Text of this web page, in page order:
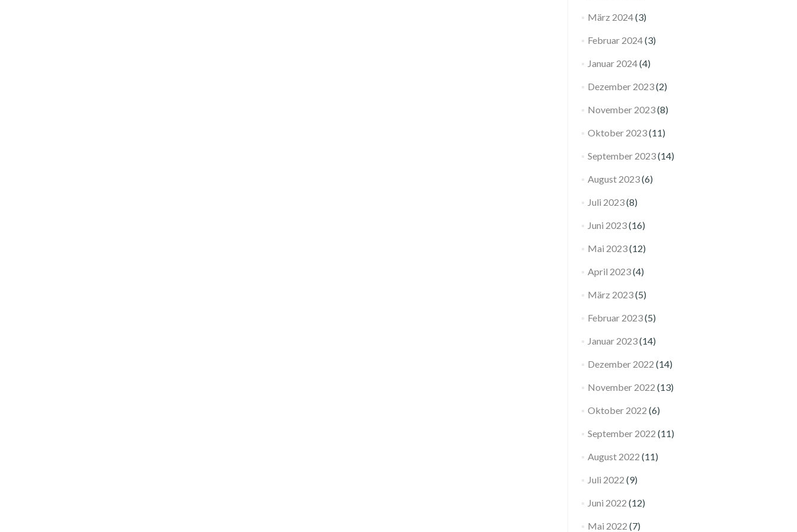
März 2024(3)
Februar 2024(3)
Januar 2024(4)
Dezember 2023(2)
November 2023(8)
Oktober 2023(11)
September 2023(14)
August 2023(6)
Juli 2023(8)
Juni 2023(16)
Mai 2023(12)
April 2023(4)
März 2023(5)
Februar 2023(5)
Januar 2023(14)
Dezember 2022 (14)
November 2022 (13)
Oktober 2022 (6)
September 2022 (11)
August 2022 (11)
Juli 2022 (9)
Juni 2022 (12)
Mai 2022 (7)